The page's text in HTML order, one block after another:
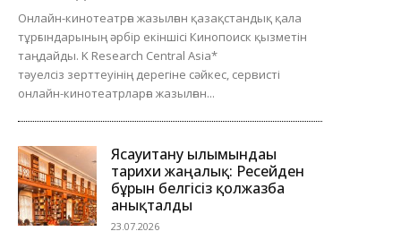
Онлайн-кинотеатрға жазылған қазақстандық қала
тұрғындарының әрбір екіншісі Кинопоиск қызметін
таңдайды. K Research Central Asia*
тәуелсіз зерттеуінің дерегіне сәйкес, сервисті
онлайн-кинотеатрларға жазылған...
Ясауитану ғылымындағы
тарихи жаңалық: Ресейден
бұрын белгісіз қолжазба
анықталды
23.07.2026